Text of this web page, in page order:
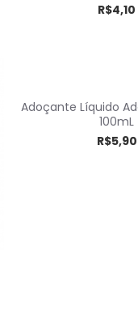
R$4,10
Adoçante Líquido
100mL
R$5,90